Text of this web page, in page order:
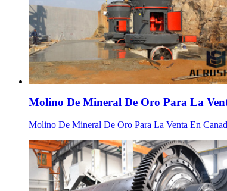
Molino De Mineral De Oro Para La
Molino De Mineral De Oro Para La Venta En